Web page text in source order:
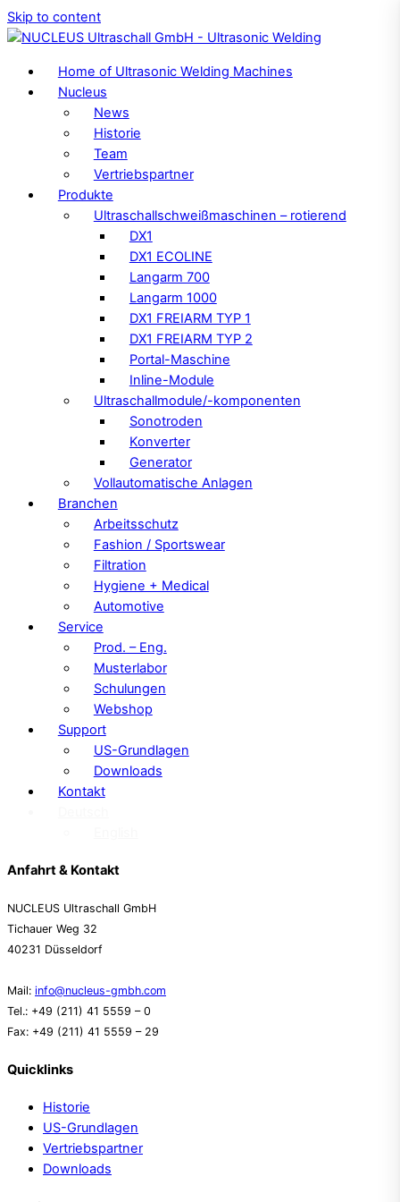
Skip to content
Home of Ultrasonic Welding Machines
Nucleus
News
Historie
Team
Vertriebspartner
Produkte
Ultraschallschweißmaschinen – rotierend
DX1
DX1 ECOLINE
Langarm 700
Langarm 1000
DX1 FREIARM TYP 1
DX1 FREIARM TYP 2
Portal-Maschine
Inline-Module
Ultraschallmodule/-komponenten
Sonotroden
Konverter
Generator
Vollautomatische Anlagen
Branchen
Arbeitsschutz
Fashion / Sportswear
Filtration
Hygiene + Medical
Automotive
Service
Prod. – Eng.
Musterlabor
Schulungen
Webshop
Support
US-Grundlagen
Downloads
Kontakt
Anfahrt & Kontakt
NUCLEUS Ultraschall GmbH
Tichauer Weg 32
40231 Düsseldorf
Mail: info@nucleus-gmbh.com
Tel.: +49 (211) 41 5559 – 0
Fax: +49 (211) 41 5559 – 29
Quicklinks
Historie
US-Grundlagen
Vertriebspartner
Downloads